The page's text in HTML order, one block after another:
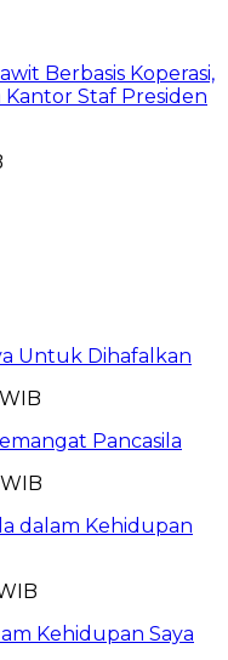
Berbasis Koperasi,
Staf Presiden
Untuk Dihafalkan
Pancasila
dalam Kehidupan
Kehidupan Saya